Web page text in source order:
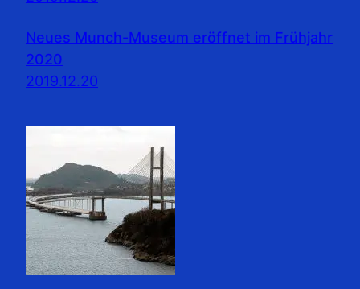
Neues Munch-Museum eröffnet im Frühjahr
2020
2019.12.20